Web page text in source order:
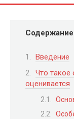
Содержание
Введение
Что такое
оценивается